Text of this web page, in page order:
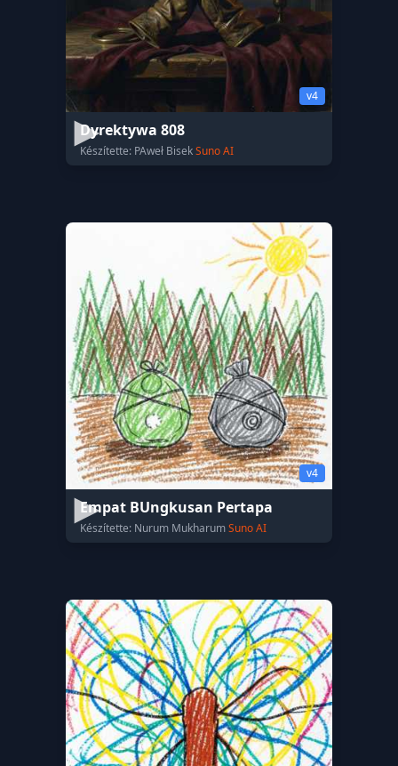
v4
Dyrektywa 808
Készítette: PAweł BisekSuno AI
v4
Empat BUngkusan Pertapa
Készítette: Nurum MukharumSuno AI